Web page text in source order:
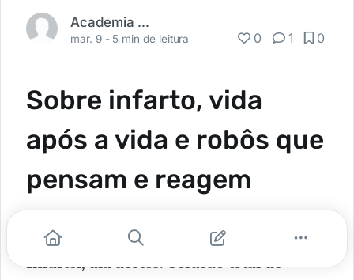
Academia Médica
mar. 9 - 5 min de leitura 0 1 0
Sobre infarto, vida
após a vida e robôs que
pensam e reagem
porDaniel Branco
Infartei, dia destes. Oclusão total de